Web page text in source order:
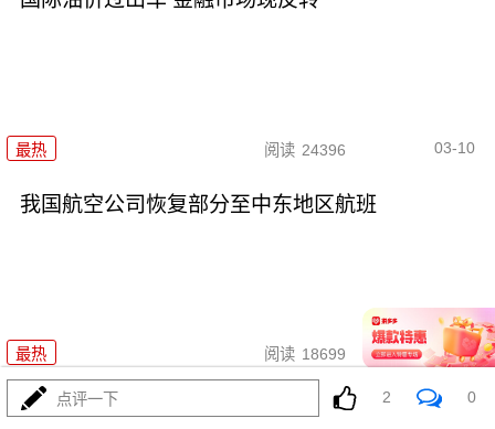
最热 阅读 24396 03-10
我国航空公司恢复部分至中东地区航班
最热 阅读 18699 03-06
2月份我国制造业PMI为49.0%
点评一下 2 0